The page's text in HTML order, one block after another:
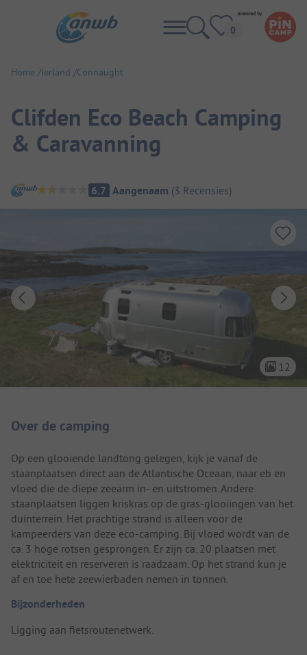
Home Ierland Connaught
Clifden Eco Beach Camping
& Caravanning
Camping overzicht
6.7 Aangenaam (3 Recensies)
12
Over de camping
Op een glooiende landtong gelegen, kijk je vanaf de
staanplaatsen direct aan de Atlantische Oceaan, naar eb en
vloed die de diepe zeearm in- en uitstromen. Andere
staanplaatsen liggen kriskras op de gras-glooiingen van het
duinterrein. Het prachtige strand is alleen voor de
kampeerders van deze eco-camping. Bij vloed wordt van de
ca. 3 hoge rotsen gesprongen. Er zijn ca. 20 plaatsen met
elektriciteit en reserveren is raadzaam. Op het strand kun je
af en toe hete zeewierbaden nemen in tonnen.
Bijzonderheden
Ligging aan fietsroutenetwerk.